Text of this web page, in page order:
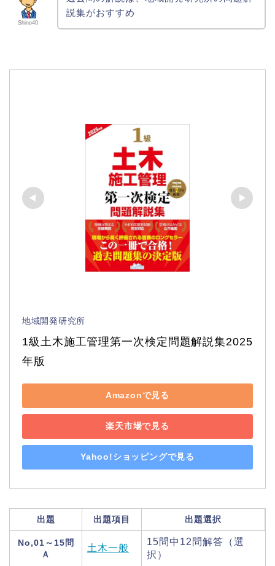
Shino40
説集がおすすめ
地域開発研究所
1級土木施工管理第一次検定問題解説集2025
年版
Amazonで見る
楽天市場で見る
Yahoo!ショッピングで見る
出題 出題項目 出題選択
No,01～15問
Ａ
土木一般
15問中12問解答（選
択）